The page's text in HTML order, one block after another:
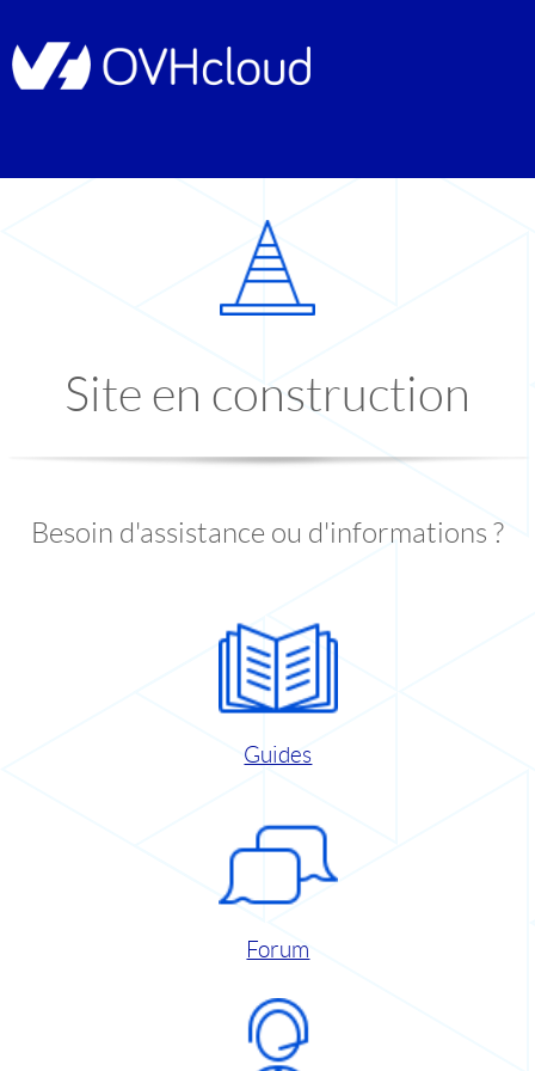
Site en construction
Besoin d'assistance ou d'informations ?
Guides
Forum